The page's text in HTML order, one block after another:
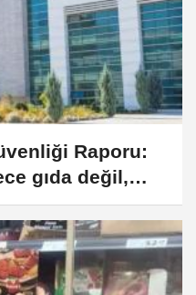
Raporu:
gıda değil,